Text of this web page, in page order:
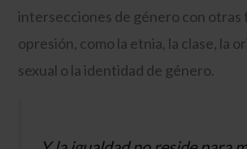
intersecciones de género con otras
opresión, como la etnia, la clase, la
sexual o la identidad de género.